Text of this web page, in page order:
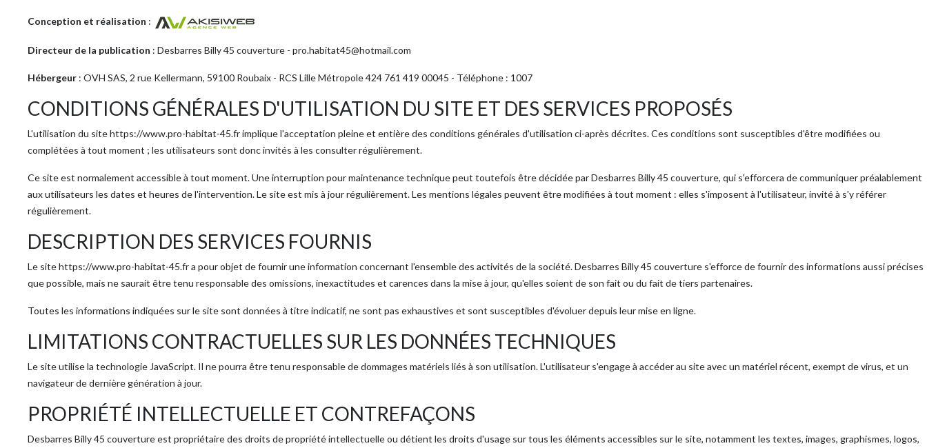
Conception et réalisation :
Directeur de la publication : Desbarres Billy 45 couverture - pro.habitat45@hotmail.com
Hébergeur : OVH SAS, 2 rue Kellermann, 59100 Roubaix - RCS Lille Métropole 424 761 419 00045 - Téléphone : 1007
CONDITIONS GÉNÉRALES D'UTILISATION DU SITE ET DES SERVICES PROPOSÉS
L'utilisation du site https://www.pro-habitat-45.fr implique l'acceptation pleine et entière des conditions générales d'utilisation ci-après décrites. Ces conditions sont susceptibles d'être modifiées ou
complétées à tout moment ; les utilisateurs sont donc invités à les consulter régulièrement.
Ce site est normalement accessible à tout moment. Une interruption pour maintenance technique peut toutefois être décidée par Desbarres Billy 45 couverture, qui s'efforcera de communiquer préalablement
aux utilisateurs les dates et heures de l'intervention. Le site est mis à jour régulièrement. Les mentions légales peuvent être modifiées à tout moment : elles s'imposent à l'utilisateur, invité à s'y référer
régulièrement.
DESCRIPTION DES SERVICES FOURNIS
Le site https://www.pro-habitat-45.fr a pour objet de fournir une information concernant l'ensemble des activités de la société. Desbarres Billy 45 couverture s'efforce de fournir des informations aussi précises
que possible, mais ne saurait être tenu responsable des omissions, inexactitudes et carences dans la mise à jour, qu'elles soient de son fait ou du fait de tiers partenaires.
Toutes les informations indiquées sur le site sont données à titre indicatif, ne sont pas exhaustives et sont susceptibles d'évoluer depuis leur mise en ligne.
LIMITATIONS CONTRACTUELLES SUR LES DONNÉES TECHNIQUES
Le site utilise la technologie JavaScript. Il ne pourra être tenu responsable de dommages matériels liés à son utilisation. L'utilisateur s'engage à accéder au site avec un matériel récent, exempt de virus, et un
navigateur de dernière génération à jour.
PROPRIÉTÉ INTELLECTUELLE ET CONTREFAÇONS
Desbarres Billy 45 couverture est propriétaire des droits de propriété intellectuelle ou détient les droits d'usage sur tous les éléments accessibles sur le site, notamment les textes, images, graphismes, logos,